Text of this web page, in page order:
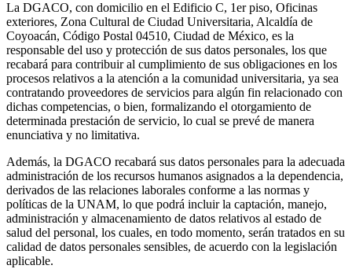
La DGACO, con domicilio en el Edificio C, 1er piso, Oficinas
exteriores, Zona Cultural de Ciudad Universitaria, Alcaldía de
Coyoacán, Código Postal 04510, Ciudad de México, es la
responsable del uso y protección de sus datos personales, los que
recabará para contribuir al cumplimiento de sus obligaciones en los
procesos relativos a la atención a la comunidad universitaria, ya sea
contratando proveedores de servicios para algún fin relacionado con
dichas competencias, o bien, formalizando el otorgamiento de
determinada prestación de servicio, lo cual se prevé de manera
enunciativa y no limitativa.
Además, la DGACO recabará sus datos personales para la adecuada
administración de los recursos humanos asignados a la dependencia,
derivados de las relaciones laborales conforme a las normas y
políticas de la UNAM, lo que podrá incluir la captación, manejo,
administración y almacenamiento de datos relativos al estado de
salud del personal, los cuales, en todo momento, serán tratados en su
calidad de datos personales sensibles, de acuerdo con la legislación
aplicable.